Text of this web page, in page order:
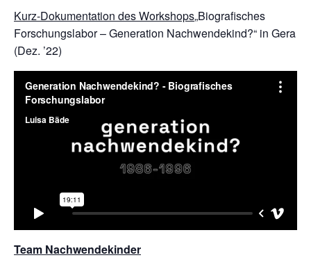
Kurz-Dokumentation des Workshops„Biografisches
Forschungslabor – Generation Nachwendekind?“ in Gera
(Dez. ’22)
Team Nachwendekinder